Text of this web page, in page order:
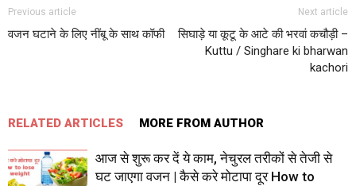
Previous article
वजन घटाने के लिए नींबू के साथ कॉफी
Next article
सिघाड़े या कूटू के आटे की भरवां कचौड़ी –
Kuttu / Singhare ki bharwan
kachori
RELATED ARTICLES MORE FROM AUTHOR
आज से शुरू कर दें ये काम, नेचुरल तरीकों से तेजी से
घट जाएगा वजन | कैसे करे मोटापा दूर How to